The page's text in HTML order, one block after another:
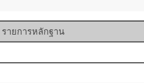
รายการหลักฐาน